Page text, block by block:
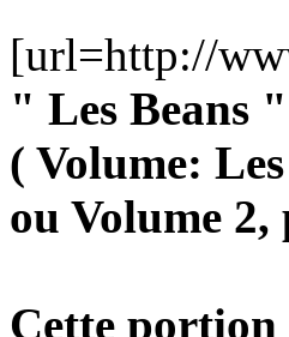
[url=http://
" Les Beans
( Volume:
ou Volume 2,
Cette portion